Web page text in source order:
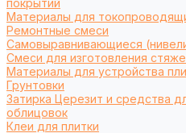
покрытий
Материалы для
Ремонтные смеси
Самовыравнивающиеся
Смеси для изготовления
Материалы для устройства
Грунтовки
Затирка Церезит и средства
облицовок
Клеи для плитки